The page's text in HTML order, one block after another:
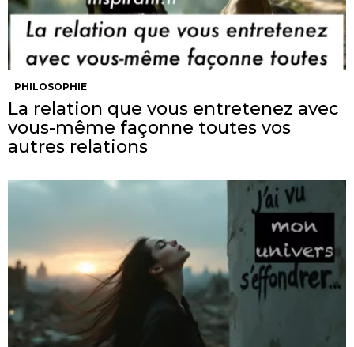
PHILOSOPHIE
La relation que vous entretenez avec
vous-même façonne toutes vos
autres relations